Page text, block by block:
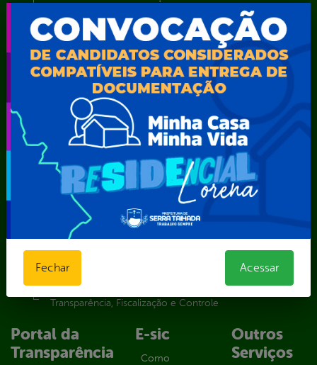
Secretaria de Desenvolvimento Econômico e Turismo
Secretaria de Iluminação Pública e Energia Elétrica
Secretaria Municipal da Mulher – SEMU
Secretaria Municipal de Administração – SAD
Secretaria Municipal de Agricultura e Recursos Hídricos –
SEMARH / Secretaria de Agricultura Familiar – SEMAF
Secretaria Municipal de Educação – SEST
Secretaria Municipal de Esporte e Lazer – SEMEL
Secretaria Municipal de Finanças – SECFIN
Secretaria Municipal de Governo – SEGOV
Secretaria Municipal de Meio Ambiente – SEMA
Secretaria Municipal de Planejamento e Gestão – SEPLAG
Secretaria Municipal de Relações Institucionais – SEMRI
Secretaria Municipal de Saúde – SMS
Secretaria Municipal de Serviços Públicos – SEMUSP
Superintendência de Trânsito e Transportes de Serra
Talhada-STTRANS
Transparência, Fiscalização e Controle
Portal da
Transparência
E-sic
Como
Outros
Serviços
Fechar Acessar